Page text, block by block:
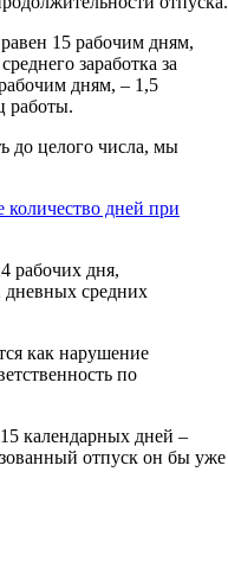
15 рабочим дням,
заработка за
дням, – 1,5
работы.
до целого числа, мы
дней при
рабочих дня,
дневных средних
как нарушение
по
календарных дней –
отпуск он бы уже